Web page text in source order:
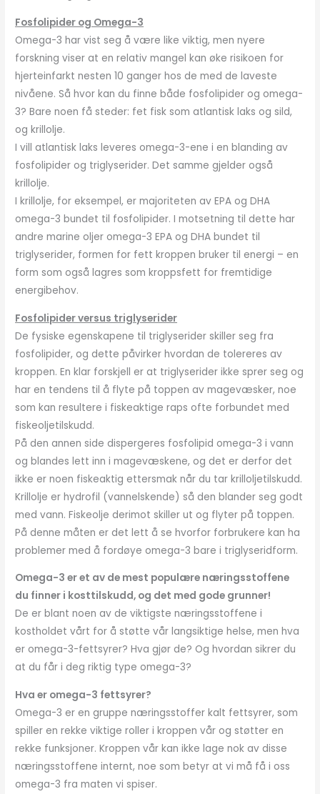
Fosfolipider og Omega-3
Omega-3 har vist seg å være like viktig, men nyere
forskning viser at en relativ mangel kan øke risikoen for
hjerteinfarkt nesten 10 ganger hos de med de laveste
nivåene. Så hvor kan du finne både fosfolipider og omega-
3? Bare noen få steder: fet fisk som atlantisk laks og sild,
og krillolje.
I vill atlantisk laks leveres omega-3-ene i en blanding av
fosfolipider og triglyserider. Det samme gjelder også
krillolje.
I krillolje, for eksempel, er majoriteten av EPA og DHA
omega-3 bundet til fosfolipider. I motsetning til dette har
andre marine oljer omega-3 EPA og DHA bundet til
triglyserider, formen for fett kroppen bruker til energi – en
form som også lagres som kroppsfett for fremtidige
energibehov.
Fosfolipider versus triglyserider
De fysiske egenskapene til triglyserider skiller seg fra
fosfolipider, og dette påvirker hvordan de tolereres av
kroppen. En klar forskjell er at triglyserider ikke sprer seg og
har en tendens til å flyte på toppen av magevæsker, noe
som kan resultere i fiskeaktige raps ofte forbundet med
fiskeoljetilskudd.
På den annen side dispergeres fosfolipid omega-3 i vann
og blandes lett inn i magevæskene, og det er derfor det
ikke er noen fiskeaktig ettersmak når du tar krilloljetilskudd.
Krillolje er hydrofil (vannelskende) så den blander seg godt
med vann. Fiskeolje derimot skiller ut og flyter på toppen.
På denne måten er det lett å se hvorfor forbrukere kan ha
problemer med å fordøye omega-3 bare i triglyseridform.
Omega-3 er et av de mest populære næringsstoffene
du finner i kosttilskudd, og det med gode grunner!
De er blant noen av de viktigste næringsstoffene i
kostholdet vårt for å støtte vår langsiktige helse, men hva
er omega-3-fettsyrer? Hva gjør de? Og hvordan sikrer du
at du får i deg riktig type omega-3?
Hva er omega-3 fettsyrer?
Omega-3 er en gruppe næringsstoffer kalt fettsyrer, som
spiller en rekke viktige roller i kroppen vår og støtter en
rekke funksjoner. Kroppen vår kan ikke lage nok av disse
næringsstoffene internt, noe som betyr at vi må få i oss
omega-3 fra maten vi spiser.